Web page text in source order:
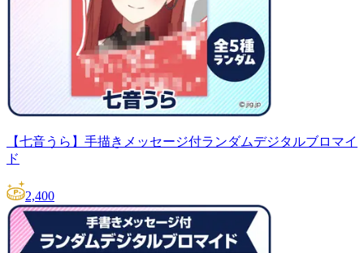
【七音うら】手描きメッセージ付ランダムデジタルブロマイ
ド
2,400